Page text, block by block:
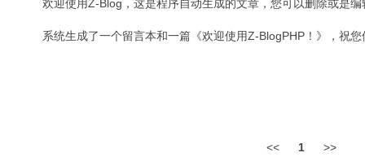
欢迎使用Z-Blog，这是程序自动生成的文章，您可以删除或是编
系统生成了一个留言本和一篇《欢迎使用Z-BlogPHP！》，祝
<< 1 >>